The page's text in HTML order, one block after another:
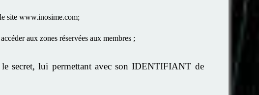
site www.inosime.com;
aux zones réservées aux membres ;
secret, lui permettant avec son IDENTIFIANT de